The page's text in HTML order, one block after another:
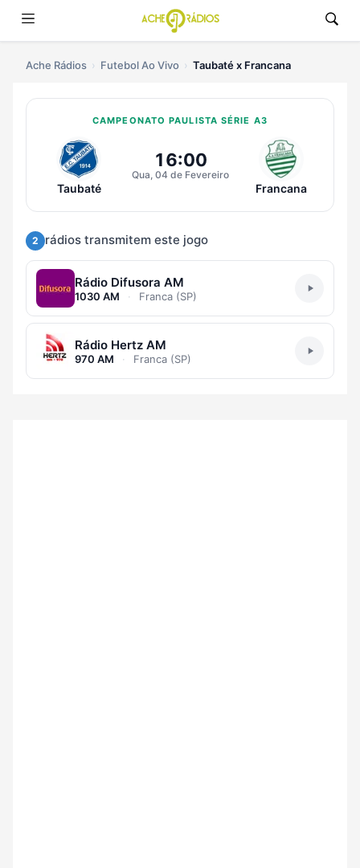
Ache Rádios Futebol Ao Vivo Taubaté x Francana
CAMPEONATO PAULISTA SÉRIE A3
Ouvir Taubaté x Francana Ao Vivo
Taubaté
16:00
Qua, 04 de Fevereiro
Francana
2 rádios transmitem este jogo
Rádio Difusora AM
1030 AM · Franca (SP)
Rádio Hertz AM
970 AM · Franca (SP)